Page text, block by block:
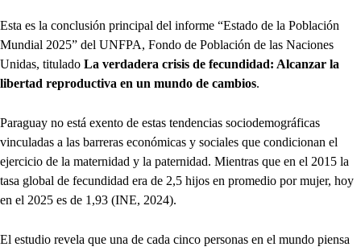
Esta es la conclusión principal del informe “Estado de la Población
Mundial 2025” del UNFPA, Fondo de Población de las Naciones
Unidas, titulado La verdadera crisis de fecundidad: Alcanzar la
libertad reproductiva en un mundo de cambios.
Paraguay no está exento de estas tendencias sociodemográficas
vinculadas a las barreras económicas y sociales que condicionan el
ejercicio de la maternidad y la paternidad. Mientras que en el 2015 la
tasa global de fecundidad era de 2,5 hijos en promedio por mujer, hoy
en el 2025 es de 1,93 (INE, 2024).
El estudio revela que una de cada cinco personas en el mundo piensa